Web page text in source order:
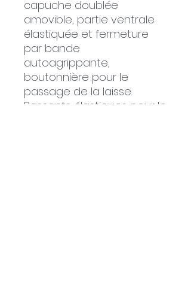
capuche doublée
amovible, partie ventrale
élastiquée et fermeture
par bande
autoagrippante,
boutonnière pour le
passage de la laisse.
Passants élastiques pour le